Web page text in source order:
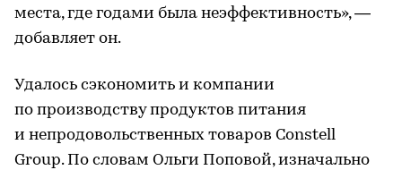
места, где годами была неэффективность», —
добавляет он.
Удалось сэкономить и компании
по производству продуктов питания
и непродовольственных товаров Constell
Group. По словам Ольги Поповой, изначально